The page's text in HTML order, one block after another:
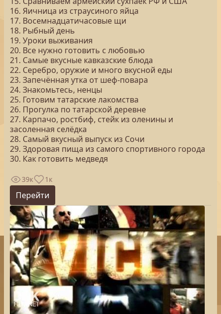
16. Яичница из страусиного яйца
17. Восемнадцатичасовые щи
18. Рыбный день
19. Уроки выживания
20. Все нужно готовить с любовью
21. Самые вкусные кавказские блюда
22. Серебро, оружие и много вкусной еды
23. Запечённая утка от шеф-повара
24. Знакомьтесь, ненцы
25. Готовим татарские лакомства
26. Прогулка по татарской деревне
27. Карпачо, ростбиф, стейк из оленины и
засоленная селёдка
28. Самый вкусный выпуск из Сочи
29. Здоровая пища из самого спортивного города
30. Как готовить медведя
39к 1к
Перейти